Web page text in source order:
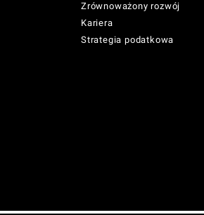
Zrównoważony rozwój
Kariera
Strategia podatkowa